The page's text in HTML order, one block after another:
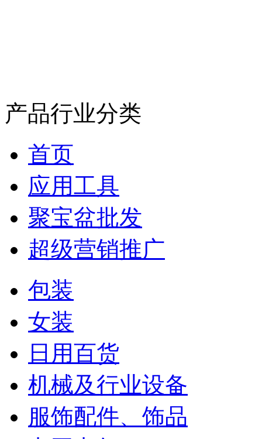
产品行业分类
首页
应用工具
聚宝盆批发
超级营销推广
包装
女装
日用百货
机械及行业设备
服饰配件、饰品